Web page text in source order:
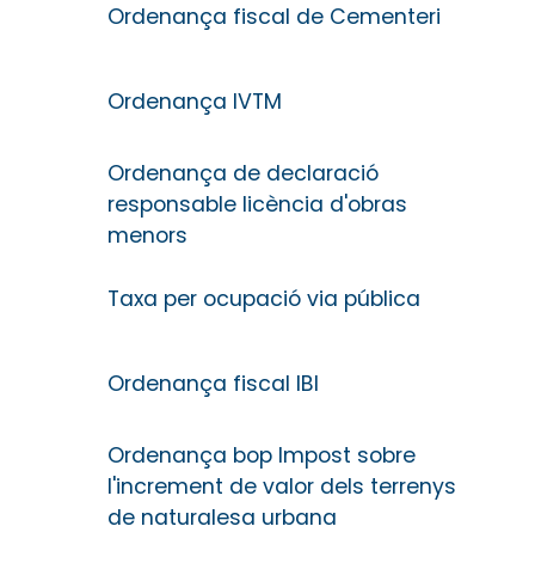
Ordenança fiscal de Cementeri
Ordenança IVTM
Ordenança de declaració
responsable licència d'obras
menors
Taxa per ocupació via pública
Ordenança fiscal IBI
Ordenança bop Impost sobre
l'increment de valor dels terrenys
de naturalesa urbana